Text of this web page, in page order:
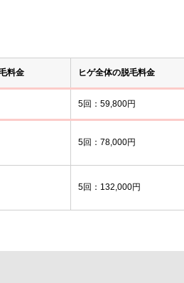
料金
ヒゲ全体の脱毛料金
5回：59,800円
5回：78,000円
5回：132,000円